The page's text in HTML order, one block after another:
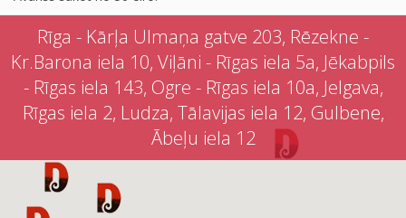
Rīga - Kārļa Ulmaņa gatve 203, Rēzekne -
Kr.Barona iela 10, Viļāni - Rīgas iela 5a, Jēkabpils
- Rīgas iela 143, Ogre - Rīgas iela 10a, Jelgava,
Rīgas iela 2, Ludza, Tālavijas iela 12, Gulbene,
Ābeļu iela 12